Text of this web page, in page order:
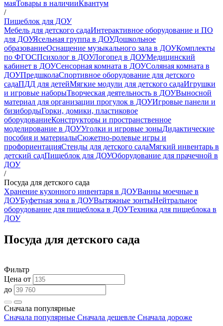
маяТовары в наличииКвантум
/
Пищеблок для ДОУ
Мебель для детского садаИнтерактивное оборудование и ПО
для ДОУЯсельная группа в ДОУДошкольное
образованиеОснащение музыкального зала в ДОУКомплекты
по ФГОСПсихолог в ДОУЛогопед в ДОУМедицинский
кабинет в ДОУСенсорная комната в ДОУСоляная комната в
ДОУПредшколаСпортивное оборудование для детского
садаПДД для детейМягкие модули для детского садаИгрушки
и игровые наборыТворческая деятельность в ДОУВыносной
материал для организации прогулок в ДОУИгровые панели и
бизибордыГорки, домики, пластиковое
оборудованиеКонструкторы и пространственное
моделирование в ДОУУголки и игровые зоныДидактические
пособия и материалыСюжетно-ролевые игры и
профориентацияСтенды для детского садаМягкий инвентарь в
детский садПищеблок для ДОУОборудование для прачечной в
ДОУ
/
Посуда для детского сада
Хранение кухонного инвентаря в ДОУВанны моечные в
ДОУБуфетная зона в ДОУВытяжные зонтыНейтральное
оборудование для пищеблока в ДОУТехника для пищеблока в
ДОУ
Посуда для детского сада
Фильтр
Цена от
до
Сначала популярные
Сначала популярные Сначала дешевле Сначала дороже